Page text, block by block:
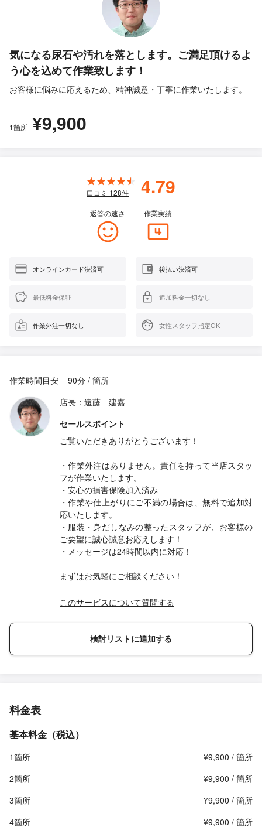
気になる尿石や汚れを落とします。ご満足頂けるよ
う心を込めて作業致します！
お客様に悩みに応えるため、精神誠意・丁寧に作業いたします。
1箇所 ¥9,900
口コミ 128件 4.79
返答の速さ 作業実績
オンラインカード決済可 後払い決済可
最低料金保証 追加料金一切なし
作業外注一切なし 女性スタッフ指定OK
作業時間目安
90分 / 箇所
店長：遠藤 建嘉
セールスポイント
ご覧いただきありがとうございます！
・作業外注はありません。責任を持って当店スタッ
フが作業いたします。
・安心の損害保険加入済み
・作業や仕上がりにご不満の場合は、無料で追加対
応いたします。
・服装・身だしなみの整ったスタッフが、お客様の
ご要望に誠心誠意お応えします！
・メッセージは24時間以内に対応！
まずはお気軽にご相談ください！
このサービスについて質問する
検討リストに追加する
料金表
基本料金（税込）
1箇所
¥9,900 / 箇所
2箇所
¥9,900 / 箇所
3箇所
¥9,900 / 箇所
4箇所
¥9,900 / 箇所